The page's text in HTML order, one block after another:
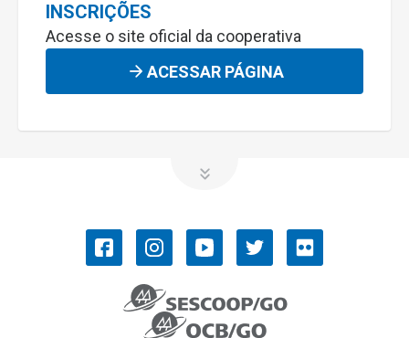
INSCRIÇÕES
Acesse o site oficial da cooperativa
ACESSAR PÁGINA
Convenções Coletivas de Trabalho
COOPERATIVISMO
História do Cooperativismo